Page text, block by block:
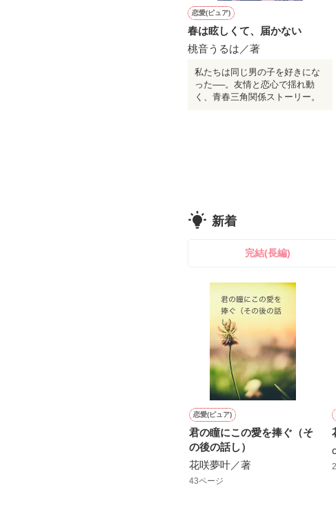
恋愛(ピュア)
春は眩しくて、届かない
桃音うるは／著
私たちは同じ男の子を好きにな
った──。友情と恋心で揺れ動
く、青春三角関係ストーリー。
新着
完結(長編)
恋愛(ピュア)
君の瞳にこの愛を捧ぐ（そ
の後の話し）
花咲夢叶／著
43ページ